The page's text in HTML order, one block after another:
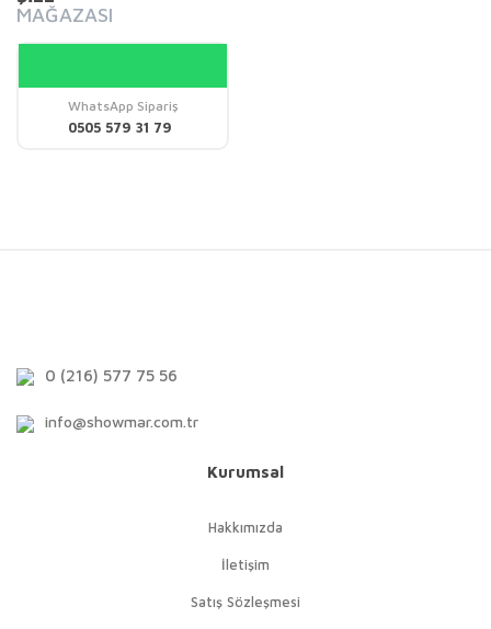
MAĞAZASI
WhatsApp Sipariş
0505 579 31 79
0 (216) 577 75 56
info@showmar.com.tr
Kurumsal
Hakkımızda
İletişim
Satış Sözleşmesi